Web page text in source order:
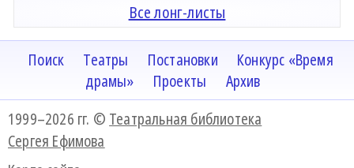
Все лонг-листы
Поиск Театры Постановки
Конкурс «Время
драмы»
Проекты
Архив
1999–2026 гг. © Театральная библиотека
Сергея Ефимова